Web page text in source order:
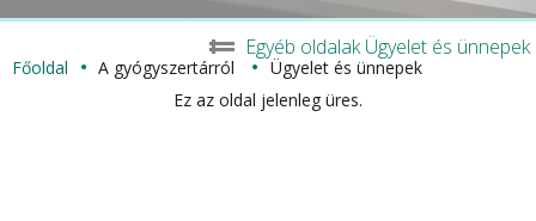
Egyéb oldalak Ügyelet és ünnepek
Főoldal A gyógyszertárról
Ügyelet és ünnepek
Ez az oldal jelenleg üres.